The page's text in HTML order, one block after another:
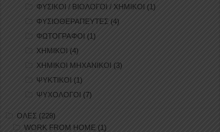
ΦΥΣΙΚΟΙ / ΒΙΟΛΟΓΟΙ / ΧΗΜΙΚΟΙ (1)
ΦΥΣΙΟΘΕΡΑΠΕΥΤΕΣ (4)
ΦΩΤΟΓΡΑΦΟΙ (1)
ΧΗΜΙΚΟΙ (4)
ΧΗΜΙΚΟΙ ΜΗΧΑΝΙΚΟΙ (3)
ΨΥΚΤΙΚΟΙ (1)
ΨΥΧΟΛΟΓΟΙ (7)
ΟΛΕΣ (228)
WORK FROM HOME (1)